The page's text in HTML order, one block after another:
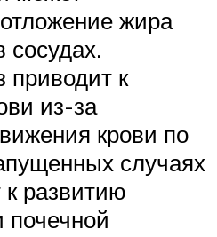
жира
сосудах.
приводит к
из-за
крови по
случаях
к развитию
почечной